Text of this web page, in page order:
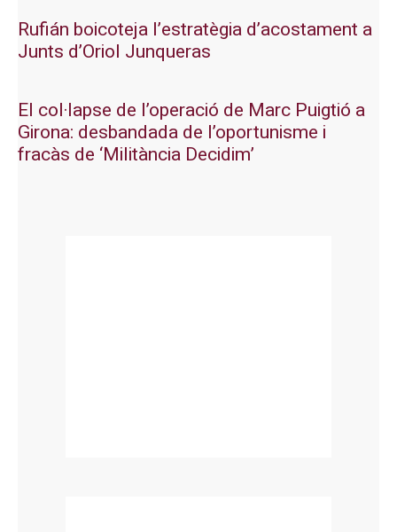
Rufián boicoteja l’estratègia d’acostament a
Junts d’Oriol Junqueras
El col·lapse de l’operació de Marc Puigtió a
Girona: desbandada de l’oportunisme i
fracàs de ‘Militància Decidim’